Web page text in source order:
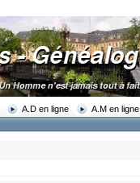
A.D en ligne A.M en ligne